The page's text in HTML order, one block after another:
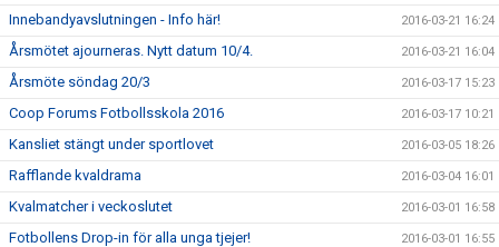
Innebandyavslutningen - Info här! 2016-03-21 16:24
Årsmötet ajourneras. Nytt datum 10/4. 2016-03-21 16:04
Årsmöte söndag 20/3 2016-03-17 15:23
Coop Forums Fotbollsskola 2016 2016-03-17 10:21
Kansliet stängt under sportlovet 2016-03-05 18:26
Rafflande kvaldrama 2016-03-04 16:01
Kvalmatcher i veckoslutet 2016-03-01 16:58
Fotbollens Drop-in för alla unga tjejer! 2016-03-01 16:55